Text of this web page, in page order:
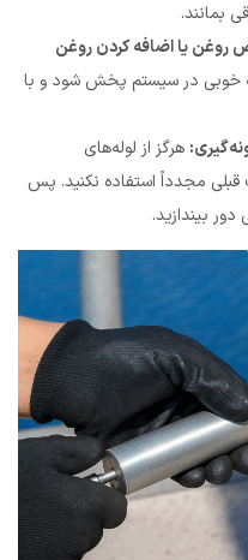
بمانند.
روغن یا اضافه کردن روغن
خوبی در سیستم پخش شود و با
هرگز از لوله‌های
قبلی مجدداً استفاده نکنید. پس
دور بیندازید.